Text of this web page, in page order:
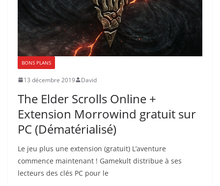
BONS PLANS
13 décembre 2019 David
The Elder Scrolls Online +
Extension Morrowind gratuit sur
PC (Dématérialisé)
Le jeu plus une extension (gratuit) L’aventure
commence maintenant ! Gamekult distribue à ses
lecteurs des clés PC pour le